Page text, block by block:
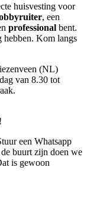
huisvesting voor
, een
professional bent.
hebben. Kom langs
(NL)
van 8.30 tot
een Whatsapp
buurt zijn doen we
is gewoon